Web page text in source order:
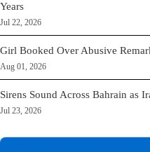
Years
Jul 22, 2026
Girl Booked Over Abusive
Aug 01, 2026
Sirens Sound Across Bahrain as
Jul 23, 2026